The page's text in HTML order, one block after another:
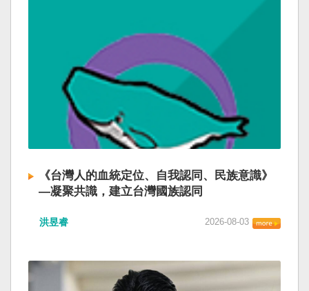
《台灣人的血統定位、自我認同、民族意識》
—凝聚共識，建立台灣國族認同
洪昱睿 2026-08-03